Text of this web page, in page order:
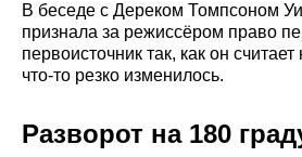
В беседе с Дереком Томпсоном
признала за режиссёром право
первоисточник так, как он
что-то резко изменилось.
Разворот на 180